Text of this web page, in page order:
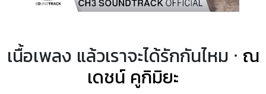
เนื้อเพลง แล้วเราจะได้รักกันไหม · ณ
เดชน์ คูกิมิยะ